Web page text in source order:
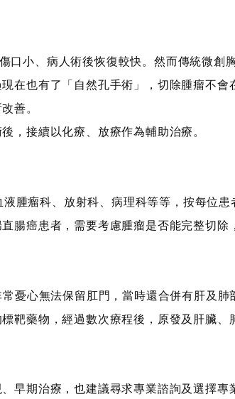
小、病人術後恢復較快。然而傳統微創
在也有了「自然孔手術」，切除腫瘤不會
善。
，接續以化療、放療作為輔助治療。
腫瘤科、放射科、病理科等等，按每位患
腸癌患者，需要考慮腫瘤是否能完整切除
憂心無法保留肛門，當時還合併有肝及肺
靶藥物，經過數次療程後，原發及肝臟、
早期治療，也建議尋求專業諮詢及選擇專